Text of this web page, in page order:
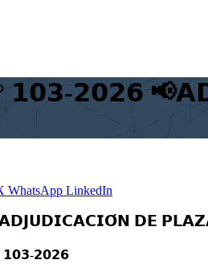
𝟮𝟬𝟮𝟲
WhatsApp LinkedIn
𝗗𝗘
𝟮𝟬𝟮𝟲